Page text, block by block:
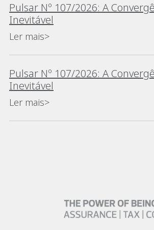
Pulsar Nº 107/2026: A
Inevitável
Ler mais>
Pulsar Nº 107/2026: A
Inevitável
Ler mais>